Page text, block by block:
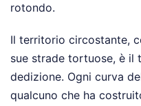
rotondo.
Il territorio circostante,
sue strade tortuose, è il
dedizione. Ogni curva
qualcuno che ha